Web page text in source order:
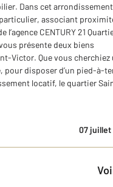
Dans cet
associant
CENTURY 21
présente deux biens
Victor. Que vous cherchiez
pour disposer d’un pied-à-
locatif, le quartier
07 juillet